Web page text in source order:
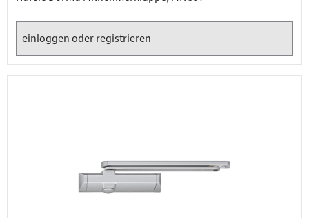
einloggenoderregistrieren